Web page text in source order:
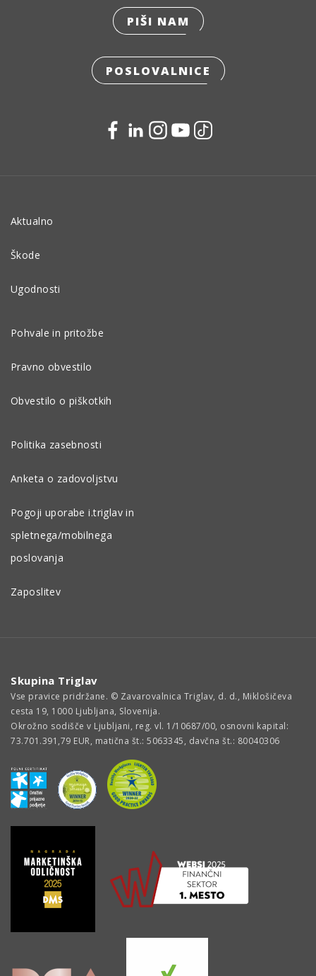
PIŠI NAM
POSLOVALNICE
Aktualno
Škode
Ugodnosti
Pohvale in pritožbe
Pravno obvestilo
Obvestilo o piškotkih
Politika zasebnosti
Anketa o zadovoljstvu
Pogoji uporabe i.triglav in
spletnega/mobilnega
poslovanja
Zaposlitev
Skupina Triglav
Vse pravice pridržane. © Zavarovalnica Triglav, d. d., Miklošičeva
cesta 19, 1000 Ljubljana, Slovenija.
Okrožno sodišče v Ljubljani, reg. vl. 1/10687/00, osnovni kapital:
73.701.391,79 EUR, matična št.: 5063345, davčna št.: 80040306